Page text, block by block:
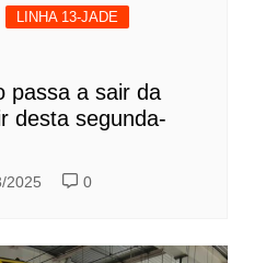
LINHA 13-JADE
passa a sair da
desta segunda-
2025 0